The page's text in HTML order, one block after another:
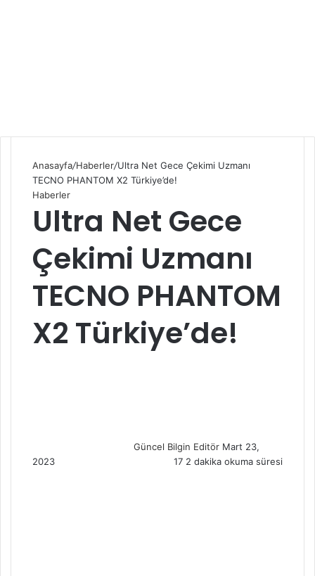
Anasayfa/Haberler/Ultra Net Gece Çekimi Uzmanı
TECNO PHANTOM X2 Türkiye’de!
Haberler
Ultra Net Gece
Çekimi Uzmanı
TECNO PHANTOM
X2 Türkiye’de!
Güncel Bilgin Editör e
m
Mart 23,
2023
17 2 dakika okuma süresi